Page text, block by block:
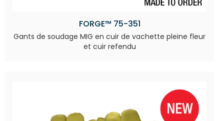
FORGE™ 75-351
Gants de soudage MIG en cuir de vachette pleine fleur
et cuir refendu